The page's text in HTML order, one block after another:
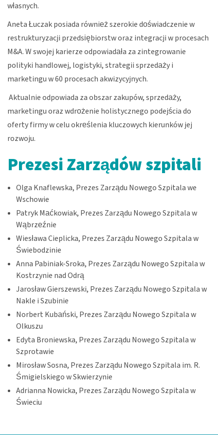
własnych.
Aneta Łuczak posiada również szerokie doświadczenie w
restrukturyzacji przedsiębiorstw oraz integracji w procesach
M&A. W swojej karierze odpowiadała za zintegrowanie
polityki handlowej, logistyki, strategii sprzedaży i
marketingu w 60 procesach akwizycyjnych.
Aktualnie odpowiada za obszar zakupów, sprzedaży,
marketingu oraz wdrożenie holistycznego podejścia do
oferty firmy w celu określenia kluczowych kierunków jej
rozwoju.
Prezesi Zarządów szpitali
Olga Knaflewska, Prezes Zarządu Nowego Szpitala we
Wschowie
Patryk Maćkowiak, Prezes Zarządu Nowego Szpitala w
Wąbrzeźnie
Wiesława Cieplicka, Prezes Zarządu Nowego Szpitala w
Świebodzinie
Anna Pabiniak-Sroka, Prezes Zarządu Nowego Szpitala w
Kostrzynie nad Odrą
Jarosław Gierszewski, Prezes Zarządu Nowego Szpitala w
Nakle i Szubinie
Norbert Kubański, Prezes Zarządu Nowego Szpitala w
Olkuszu
Edyta Broniewska, Prezes Zarządu Nowego Szpitala w
Szprotawie
Mirosław Sosna, Prezes Zarządu Nowego Szpitala im. R.
Śmigielskiego w Skwierzynie
Adrianna Nowicka, Prezes Zarządu Nowego Szpitala w
Świeciu